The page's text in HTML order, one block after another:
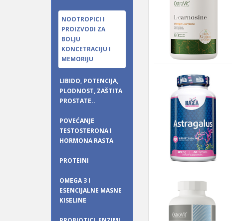
NOOTROPICI I
PROIZVODI ZA
BOLJU
KONCETRACIJU I
MEMORIJU
LIBIDO, POTENCIJA,
PLODNOST, ZAŠTITA
PROSTATE..
POVEĆANJE
TESTOSTERONA I
HORMONA RASTA
PROTEINI
OMEGA 3 I
ESENCIJALNE MASNE
KISELINE